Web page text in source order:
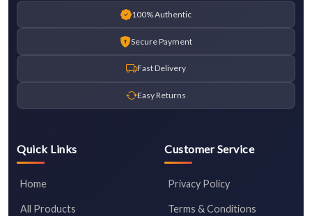
100% Authentic
Secure Payment
Fast Delivery
Easy Returns
Quick Links
Home
All Products
Customer Service
Privacy Policy
Terms & Conditions